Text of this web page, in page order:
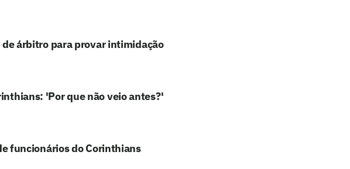
árbitro para provar intimidação
'Por que não veio antes?'
funcionários do Corinthians